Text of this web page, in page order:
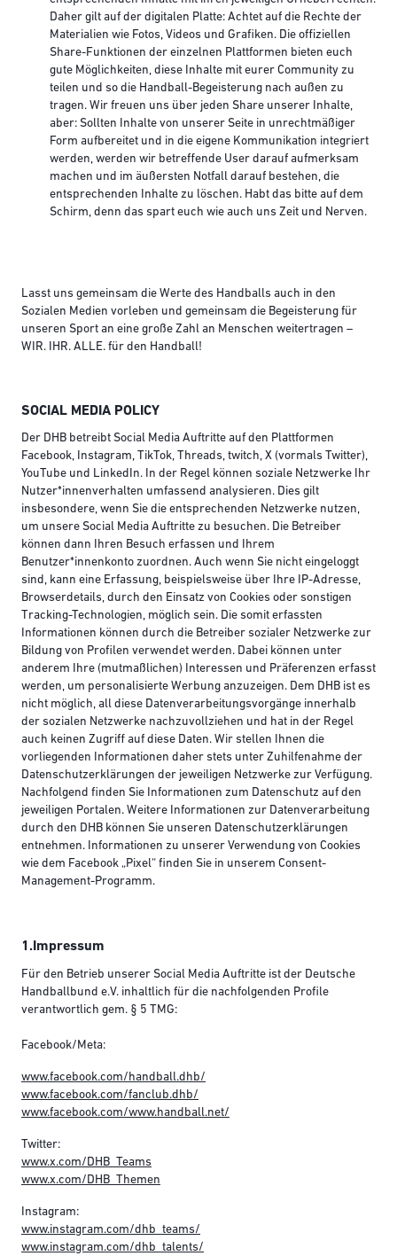
Daher gilt auf der digitalen Platte: Achtet auf die Rechte der
Materialien wie Fotos, Videos und Grafiken. Die offiziellen
Share-Funktionen der einzelnen Plattformen bieten euch
gute Möglichkeiten, diese Inhalte mit eurer Community zu
teilen und so die Handball-Begeisterung nach außen zu
tragen. Wir freuen uns über jeden Share unserer Inhalte,
aber: Sollten Inhalte von unserer Seite in unrechtmäßiger
Form aufbereitet und in die eigene Kommunikation integriert
werden, werden wir betreffende User darauf aufmerksam
machen und im äußersten Notfall darauf bestehen, die
entsprechenden Inhalte zu löschen. Habt das bitte auf dem
Schirm, denn das spart euch wie auch uns Zeit und Nerven.
Lasst uns gemeinsam die Werte des Handballs auch in den
Sozialen Medien vorleben und gemeinsam die Begeisterung für
unseren Sport an eine große Zahl an Menschen weitertragen –
WIR. IHR. ALLE. für den Handball!
SOCIAL MEDIA POLICY
Der DHB betreibt Social Media Auftritte auf den Plattformen
Facebook, Instagram, TikTok, Threads, twitch, X (vormals Twitter),
YouTube und LinkedIn. In der Regel können soziale Netzwerke Ihr
Nutzer*innenverhalten umfassend analysieren. Dies gilt
insbesondere, wenn Sie die entsprechenden Netzwerke nutzen,
um unsere Social Media Auftritte zu besuchen. Die Betreiber
können dann Ihren Besuch erfassen und Ihrem
Benutzer*innenkonto zuordnen. Auch wenn Sie nicht eingeloggt
sind, kann eine Erfassung, beispielsweise über Ihre IP-Adresse,
Browserdetails, durch den Einsatz von Cookies oder sonstigen
Tracking-Technologien, möglich sein. Die somit erfassten
Informationen können durch die Betreiber sozialer Netzwerke zur
Bildung von Profilen verwendet werden. Dabei können unter
anderem Ihre (mutmaßlichen) Interessen und Präferenzen erfasst
werden, um personalisierte Werbung anzuzeigen. Dem DHB ist es
nicht möglich, all diese Datenverarbeitungsvorgänge innerhalb
der sozialen Netzwerke nachzuvollziehen und hat in der Regel
auch keinen Zugriff auf diese Daten. Wir stellen Ihnen die
vorliegenden Informationen daher stets unter Zuhilfenahme der
Datenschutzerklärungen der jeweiligen Netzwerke zur Verfügung.
Nachfolgend finden Sie Informationen zum Datenschutz auf den
jeweiligen Portalen. Weitere Informationen zur Datenverarbeitung
durch den DHB können Sie unseren Datenschutzerklärungen
entnehmen. Informationen zu unserer Verwendung von Cookies
wie dem Facebook „Pixel“ finden Sie in unserem Consent-
Management-Programm.
1.Impressum
Für den Betrieb unserer Social Media Auftritte ist der Deutsche
Handballbund e.V. inhaltlich für die nachfolgenden Profile
verantwortlich gem. § 5 TMG:
Facebook/Meta:
www.facebook.com/handball.dhb/
www.facebook.com/fanclub.dhb/
www.facebook.com/www.handball.net/
Twitter:
www.x.com/DHB_Teams
www.x.com/DHB_Themen
Instagram:
www.instagram.com/dhb_teams/
www.instagram.com/dhb_talents/